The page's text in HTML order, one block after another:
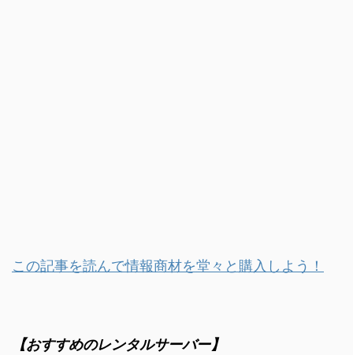
この記事を読んで情報商材を堂々と購入しよう！
【おすすめのレンタルサーバー】